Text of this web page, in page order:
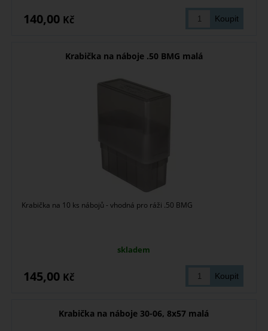
140,00 Kč
Krabička na náboje .50 BMG malá
Krabička na 10 ks nábojů - vhodná pro ráži .50 BMG
skladem
145,00 Kč
Krabička na náboje 30-06, 8x57 malá